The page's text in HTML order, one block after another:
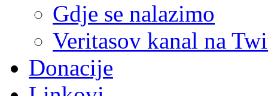
Gdje se nalazimo
Veritasov kanal na
Donacije